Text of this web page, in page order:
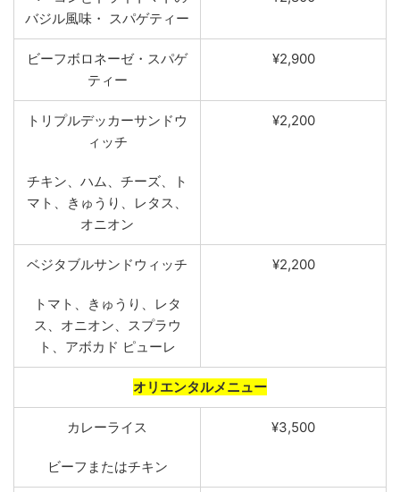
バジル風味 ・ スパゲティ ー
ビーフボロネーゼ・ スパゲ
テ ィー
¥2,900
トリプルデッカーサンドウ
ィッチ
チキン ハム チーズ
ト
マト
、きゅうり レタス
オニオン
¥2,200
ベジタブルサンドウィッチ
トマト きゅうり
レタ
ス
オニオン
スプラウ
ト
アボカド ピューレ
¥2,200
オリエンタルメニュー
カレーライス
ビーフま たはチキン
¥3,500